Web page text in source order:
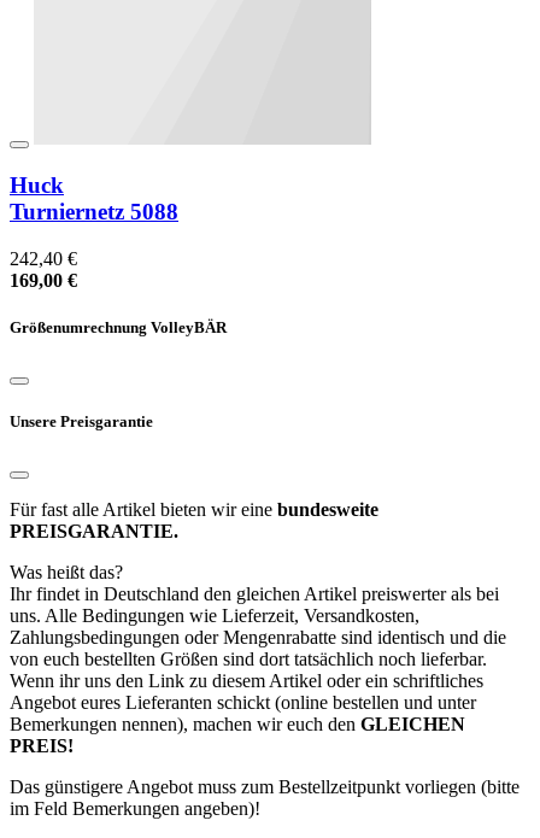
Huck
Turniernetz 5088
242,40 €
169,00 €
Größenumrechnung VolleyBÄR
Unsere Preisgarantie
Für fast alle Artikel bieten wir eine bundesweite
PREISGARANTIE.
Was heißt das?
Ihr findet in Deutschland den gleichen Artikel preiswerter als bei
uns. Alle Bedingungen wie Lieferzeit, Versandkosten,
Zahlungsbedingungen oder Mengenrabatte sind identisch und die
von euch bestellten Größen sind dort tatsächlich noch lieferbar.
Wenn ihr uns den Link zu diesem Artikel oder ein schriftliches
Angebot eures Lieferanten schickt (online bestellen und unter
Bemerkungen nennen), machen wir euch den GLEICHEN
PREIS!
Das günstigere Angebot muss zum Bestellzeitpunkt vorliegen (bitte
im Feld Bemerkungen angeben)!